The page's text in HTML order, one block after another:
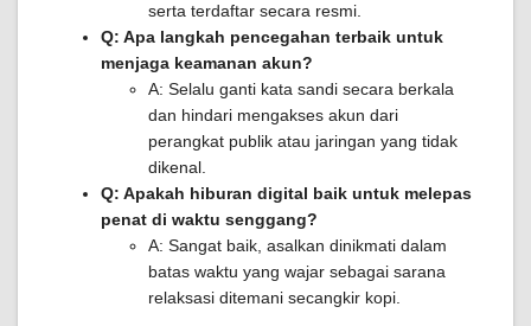
serta terdaftar secara resmi.
Q: Apa langkah pencegahan terbaik untuk
menjaga keamanan akun?
A: Selalu ganti kata sandi secara berkala
dan hindari mengakses akun dari
perangkat publik atau jaringan yang tidak
dikenal.
Q: Apakah hiburan digital baik untuk melepas
penat di waktu senggang?
A: Sangat baik, asalkan dinikmati dalam
batas waktu yang wajar sebagai sarana
relaksasi ditemani secangkir kopi.